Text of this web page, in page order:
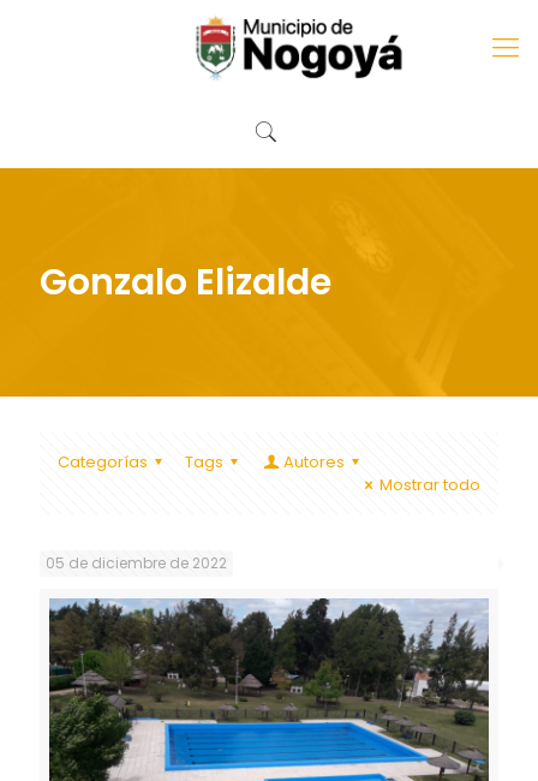
Gonzalo Elizalde
Categorías Tags
Autores
Mostrar todo
05 de diciembre de 2022